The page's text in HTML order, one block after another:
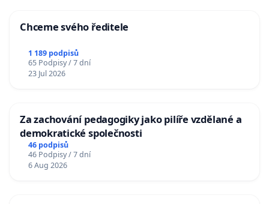
Chceme svého ředitele
1 189 podpisů
65 Podpisy / 7 dní
23 Jul 2026
Za zachování pedagogiky jako pilíře vzdělané a
demokratické společnosti
46 podpisů
46 Podpisy / 7 dní
6 Aug 2026